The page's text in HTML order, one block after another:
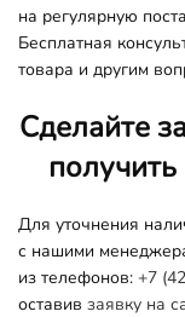
на регулярную
Бесплатная
товара и другим
Сделайте
Для уточнения
с нашими
из телефонов: +7
оставив заявку на